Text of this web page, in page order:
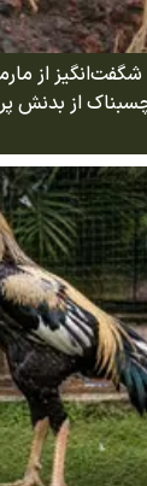
از
از بدنش